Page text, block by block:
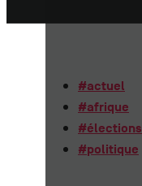
#actuel
#afrique
#élections
#politique